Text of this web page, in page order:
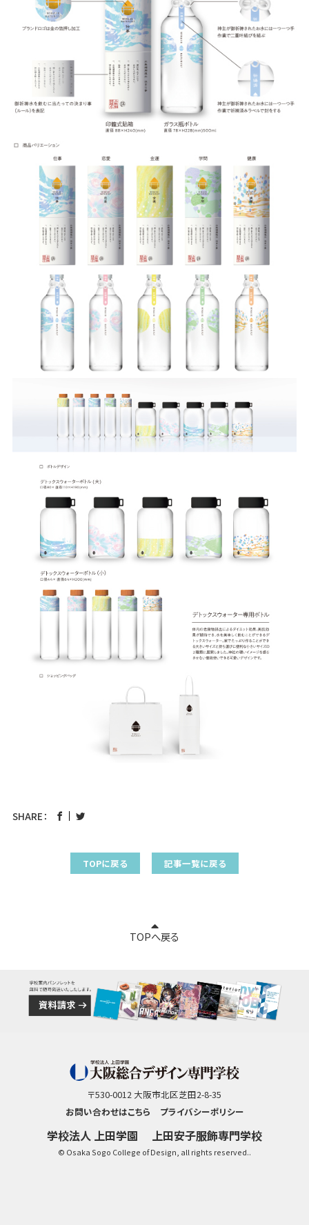
SHARE：
TOPに戻る 記事一覧に戻る
TOPへ戻る
〒530-0012 大阪市北区芝田2-8-35
お問い合わせはこちら
プライバシーポリシー
学校法人 上田学園 上田安子服飾専門学校
© Osaka Sogo College of Design, all rights reserved..